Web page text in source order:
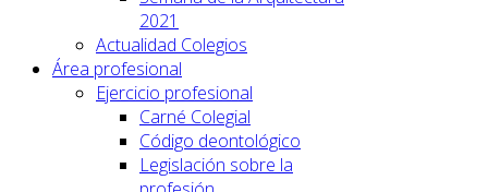
2021
Actualidad Colegios
Área profesional
Ejercicio profesional
Carné Colegial
Código deontológico
Legislación sobre la